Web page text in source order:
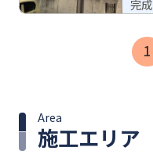
完成
1
施工エリア
Area